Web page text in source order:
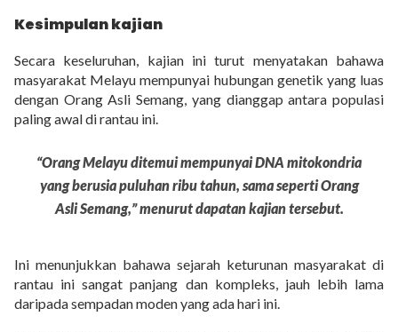
Kesimpulan kajian
Secara keseluruhan, kajian ini turut menyatakan bahawa
masyarakat Melayu mempunyai hubungan genetik yang luas
dengan Orang Asli Semang, yang dianggap antara populasi
paling awal di rantau ini.
“Orang Melayu ditemui mempunyai DNA mitokondria
yang berusia puluhan ribu tahun, sama seperti Orang
Asli Semang,” menurut dapatan kajian tersebut.
Ini menunjukkan bahawa sejarah keturunan masyarakat di
rantau ini sangat panjang dan kompleks, jauh lebih lama
daripada sempadan moden yang ada hari ini.